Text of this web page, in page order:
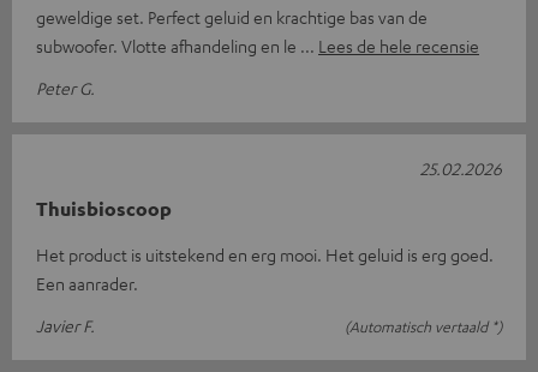
geweldige set. Perfect geluid en krachtige bas van de
subwoofer. Vlotte afhandeling en le
Lees de hele recensie
Peter G.
Thuisbioscoop
Het product is uitstekend en erg mooi. Het geluid is erg goed.
Een aanrader.
Javier F.
(Automatisch vertaald *)
25.02.2026